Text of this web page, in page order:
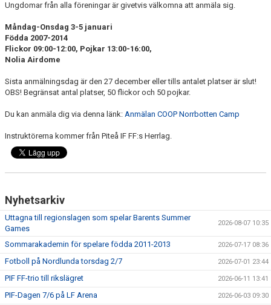
Ungdomar från alla föreningar är givetvis välkomna att anmäla sig.
Måndag-Onsdag 3-5 januari
Födda 2007-2014
Flickor 09:00-12:00, Pojkar 13:00-16:00,
Nolia Airdome
Sista anmälningsdag är den 27 december eller tills antalet platser är slut!
OBS! Begränsat antal platser, 50 flickor och 50 pojkar.
Du kan anmäla dig via denna länk: Anmälan COOP Norrbotten Camp
Instruktörerna kommer från Piteå IF FF:s Herrlag.
Nyhetsarkiv
Uttagna till regionslagen som spelar Barents Summer
Games
2026-08-07 10:35
Sommarakademin för spelare födda 2011-2013 2026-07-17 08:36
Fotboll på Nordlunda torsdag 2/7 2026-07-01 23:44
PIF FF-trio till rikslägret 2026-06-11 13:41
PIF-Dagen 7/6 på LF Arena 2026-06-03 09:30